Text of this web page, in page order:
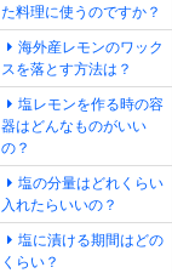
た料理に使うのですか？
海外産レモンのワック
スを落とす方法は？
塩レモンを作る時の容
器はどんなものがいい
の？
塩の分量はどれくらい
入れたらいいの？
塩に漬ける期間はどの
くらい？